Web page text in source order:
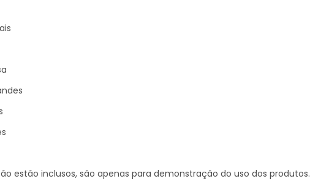
estão inclusos, são apenas para demonstração do uso dos produtos.